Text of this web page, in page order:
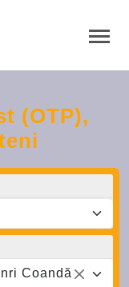
(OTP),
Coandă